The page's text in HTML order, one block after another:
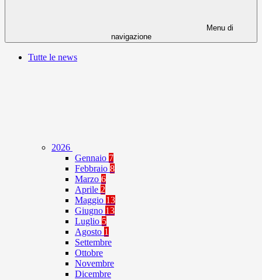
Menu di
navigazione
Tutte le news
2026
Gennaio 7
Febbraio 8
Marzo 6
Aprile 2
Maggio 13
Giugno 13
Luglio 5
Agosto 1
Settembre
Ottobre
Novembre
Dicembre